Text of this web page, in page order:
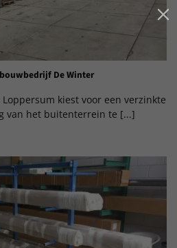
De Winter
kiest voor een verzinkte
van het buitenterrein te [...]